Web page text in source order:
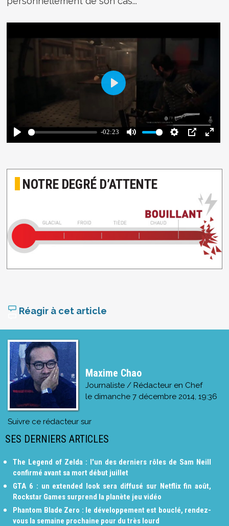
NOTRE DEGRÉ D’ATTENTE
Réagir à cet article
Maxime Chao
Journaliste / Rédacteur en Chef
le dimanche 7 décembre 2014, 19:36
Suivre ce rédacteur sur
SES DERNIERS ARTICLES
The Legend of Zelda : l'un des derniers rôles de Sam Neill
confirmé avant sa mort début juillet
GTA 6 : un extended look sera diffusé sur Netflix fin août,
Rockstar Games surprend la planète jeu vidéo
Phantom Blade Zero : le développement est bouclé, rendez-
vous la semaine prochaine pour du très lourd